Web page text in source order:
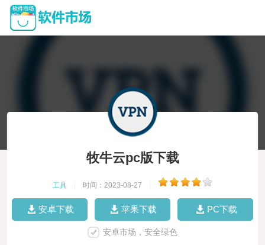
牧牛云pc版下载
工具 时间：2023-08-27
安卓下载 苹果下载 PC下载
安卓市场，安全绿色